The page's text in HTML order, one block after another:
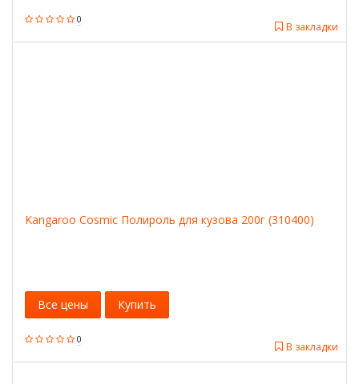
0
В закладки
Kangaroo Cosmic Полироль для кузова 200г (310400)
0
В закладки
Все цены Купить